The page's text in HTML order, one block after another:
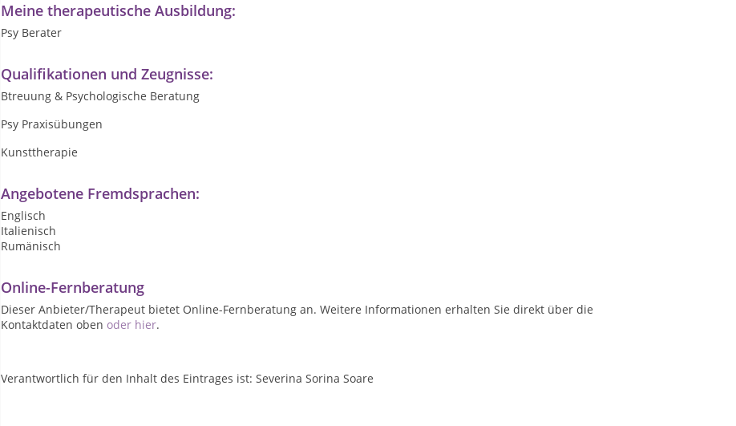
Meine therapeutische Ausbildung:
Psy Berater
Qualifikationen und Zeugnisse:
Btreuung & Psychologische Beratung
Psy Praxisübungen
Kunsttherapie
Angebotene Fremdsprachen:
Englisch
Italienisch
Rumänisch
Online-Fernberatung
Dieser Anbieter/Therapeut bietet Online-Fernberatung an. Weitere Informationen erhalten Sie direkt über die
Kontaktdaten oben oder hier.
Verantwortlich für den Inhalt des Eintrages ist: Severina Sorina Soare